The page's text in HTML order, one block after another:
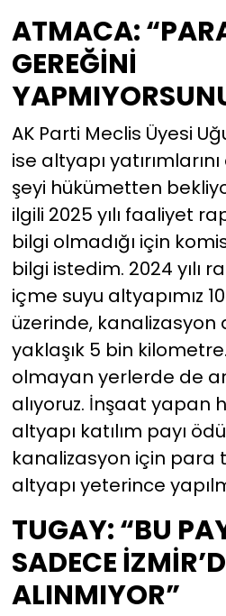
ATMACA:
GEREĞİNİ
AK Parti Meclis Üyesi
ise altyapı
şeyi hükümetten
ilgili 2025 yılı faaliyet
bilgi olmadığı için
bilgi istedim. 2024 yılı
içme suyu altyapımız
üzerinde, kanalizasyon
yaklaşık 5 bin
olmayan yerlerde de
alıyoruz. İnşaat yapan
altyapı katılım payı
kanalizasyon için para
altyapı yeterince
TUGAY: “BU
SADECE
ALINMIYOR”